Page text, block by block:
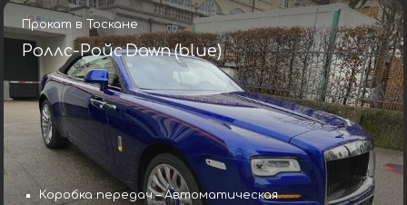
Прокат в Тоскане
Роллс-Ройс Dawn (blue)
Коробка передач – Автоматическая